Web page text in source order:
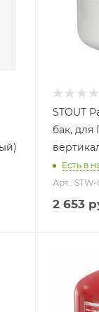
STOUT
бак, для
Есть в
Арт.:
2 653
Для